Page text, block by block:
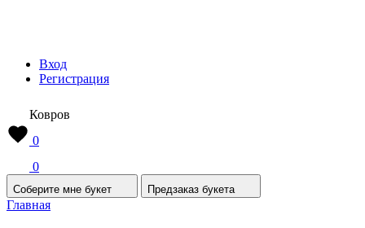
Вход
Регистрация
Ковров
0
0
Соберите мне букет Предзаказ букета
Главная